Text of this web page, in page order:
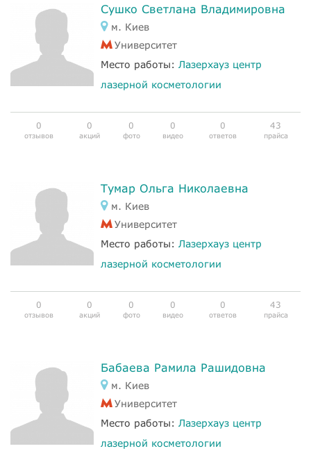
Сушко Светлана Владимировна
м. Киев
Университет
Место работы: Лазерхауз центр
лазерной косметологии
0
отзывов
0
акций
0
фото
0
видео
0
ответов
43
прайса
Тумар Ольга Николаевна
м. Киев
Университет
Место работы: Лазерхауз центр
лазерной косметологии
0
отзывов
0
акций
0
фото
0
видео
0
ответов
43
прайса
Бабаева Рамила Рашидовна
м. Киев
Университет
Место работы: Лазерхауз центр
лазерной косметологии